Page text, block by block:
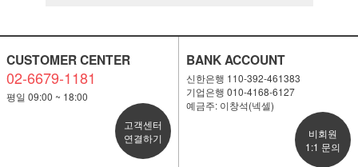
CUSTOMER CENTER
02-6679-1181
평일 09:00 ~ 18:00
고객센터
연결하기
BANK ACCOUNT
신한은행 110-392-461383
기업은행 010-4168-6127
예금주: 이창석(넥셀)
비회원
1:1 문의